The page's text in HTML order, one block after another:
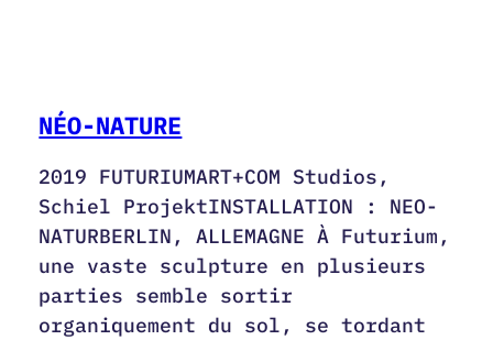
NÉO-NATURE
2019 FUTURIUMART+COM Studios,
Schiel ProjektINSTALLATION : NEO-
NATURBERLIN, ALLEMAGNE À Futurium,
une vaste sculpture en plusieurs
parties semble sortir
organiquement du sol, se tordant